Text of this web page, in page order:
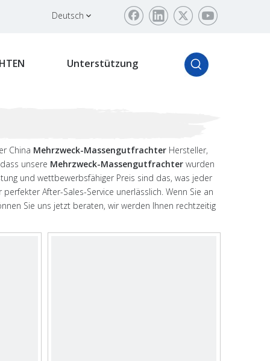
Deutsch
Unterstützung
China Mehrzweck-Massengutfrachter Hersteller,
unsere Mehrzweck-Massengutfrachter wurden
und wettbewerbsfähiger Preis sind das, was jeder
After-Sales-Service unerlässlich. Wenn Sie an
Sie uns jetzt beraten, wir werden Ihnen rechtzeitig